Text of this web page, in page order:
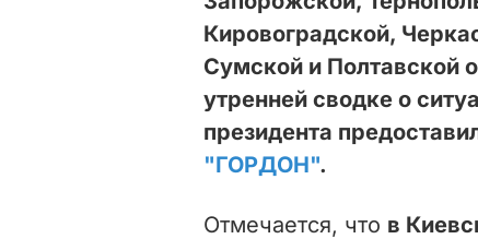
Кировоградской,
Сумской и Полтавской
утренней сводке о
президента
"ГОРДОН".
Отмечается, что в